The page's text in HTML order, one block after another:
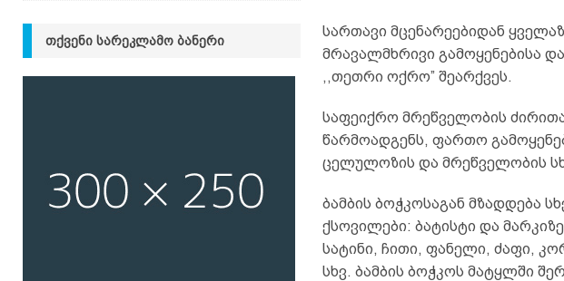
სართავი მცენარეებიდან
მრავალმხრივი გამოყენებისა
,,თეთრი ოქრო” შეარქვეს.
საფეიქრო მრეწველობის
წარმოადგენს, ფართო
ცელულოზის და მრეწველობის
ბამბის ბოჭკოსაგან მზადდება
ქსოვილები: ბატისტი და
სატინი, ჩითი, ფანელი, ძაფი,
სხვ. ბამბის ბოჭკოს მატყლში
ᲗᲥᲕᲔᲜᲘ ᲡᲐᲠᲔᲙᲚᲐᲛᲝ ᲑᲐᲜᲔᲠᲘ